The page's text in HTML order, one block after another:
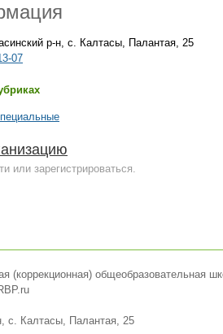
р-н, с. Калтасы, Палантая, 25
07
или зарегистрироваться.
(коррекционная) общеобразовательная
с. Калтасы, Палантая, 25